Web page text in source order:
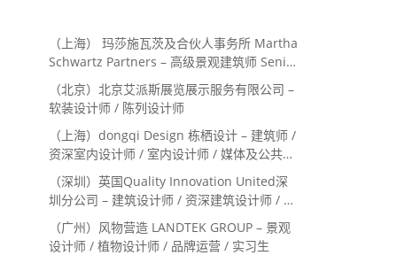
（上海） 玛莎施瓦茨及合伙人事务所 Martha
Schwartz Partners – 高级景观建筑师 Senior
Landscape Designer / 景观建筑师
Landscape Designer
（北京）北京艾派斯展览展示服务有限公司 –
软装设计师 / 陈列设计师
（上海）dongqi Design 栋栖设计 – 建筑师 /
资深室内设计师 / 室内设计师 / 媒体及公共关
系主管 / 设计实习生（常年招聘）
（深圳）英国Quality Innovation United深
圳分公司 – 建筑设计师 / 资深建筑设计师 / 室
内设计师 / 设计实习生
（广州）风物营造 LANDTEK GROUP – 景观
设计师 / 植物设计师 / 品牌运营 / 实习生